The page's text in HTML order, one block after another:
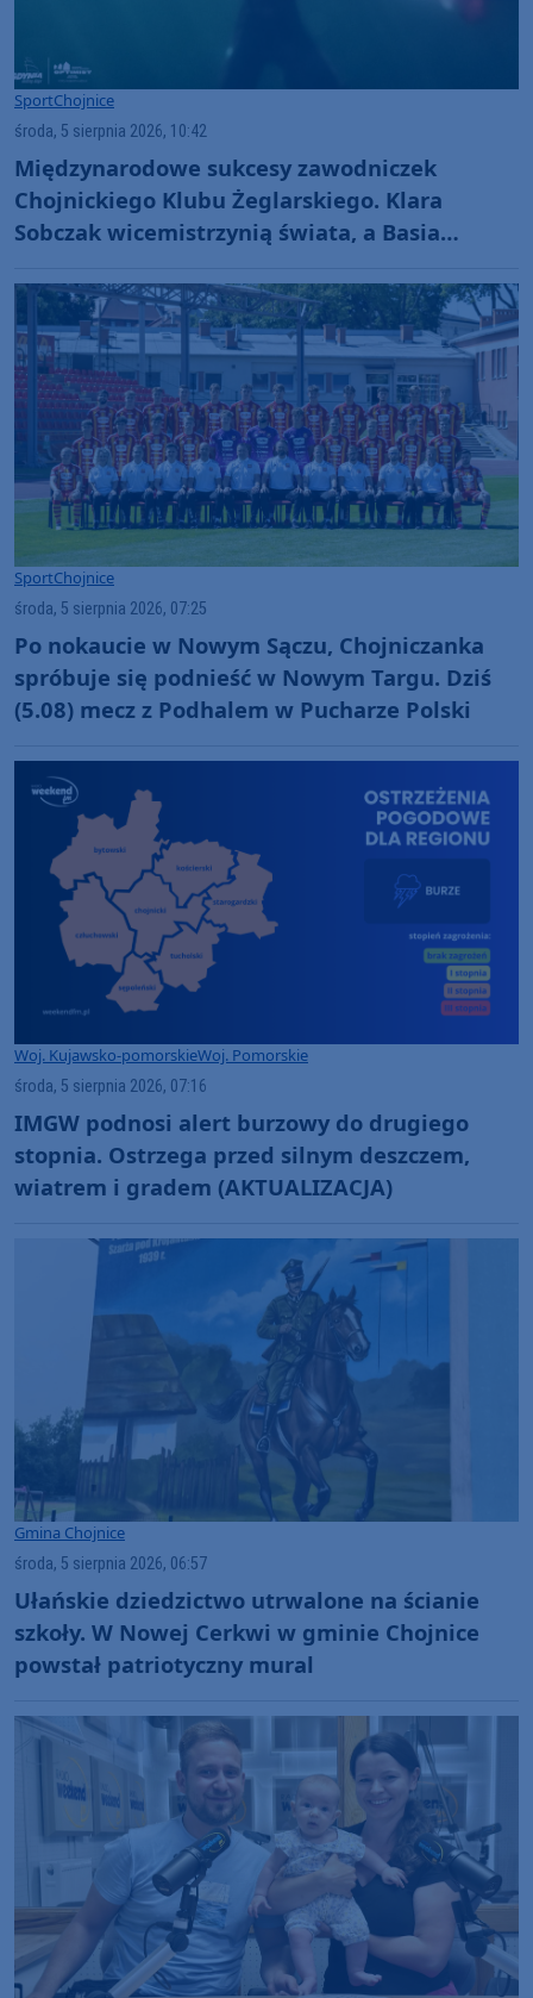
SportChojnice
środa, 5 sierpnia 2026, 10:42
Międzynarodowe sukcesy zawodniczek
Chojnickiego Klubu Żeglarskiego. Klara
Sobczak wicemistrzynią świata, a Basia
wynik"
SportChojnice
środa, 5 sierpnia 2026, 07:25
Po nokaucie w Nowym Sączu, Chojniczanka
spróbuje się podnieść w Nowym Targu. Dziś
(5.08) mecz z Podhalem w Pucharze Polski
Woj. Kujawsko-pomorskieWoj. Pomorskie
środa, 5 sierpnia 2026, 07:16
IMGW podnosi alert burzowy do drugiego
stopnia. Ostrzega przed silnym deszczem,
wiatrem i gradem (AKTUALIZACJA)
Gmina Chojnice
środa, 5 sierpnia 2026, 06:57
Ułańskie dziedzictwo utrwalone na ścianie
szkoły. W Nowej Cerkwi w gminie Chojnice
powstał patriotyczny mural